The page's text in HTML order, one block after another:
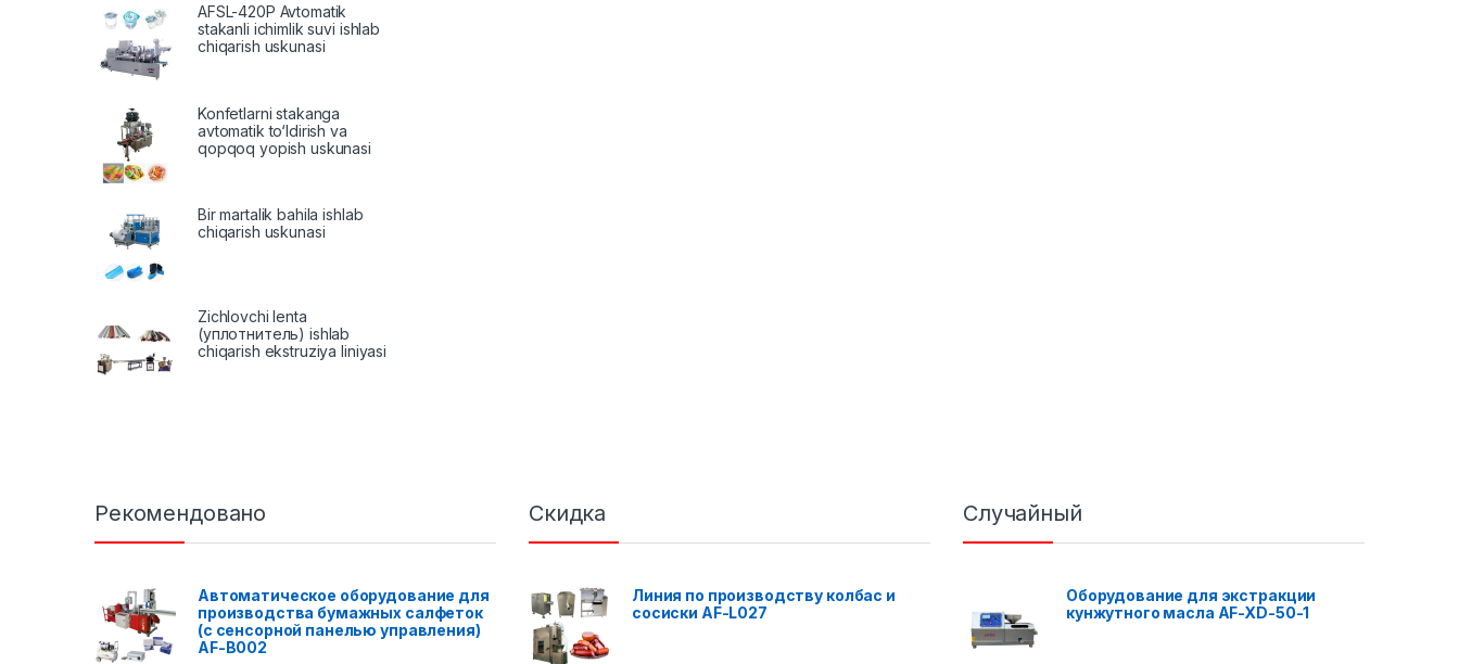
AFSL-420P Avtomatik
stakanli ichimlik suvi ishlab
chiqarish uskunasi
Konfetlarni stakanga
avtomatik to‘ldirish va
qopqoq yopish uskunasi
Bir martalik bahila ishlab
chiqarish uskunasi
Zichlovchi lenta
(уплотнитель) ishlab
chiqarish ekstruziya liniyasi
Рекомендовано
Автоматическое оборудование для
производства бумажных салфеток
(с сенсорной панелью управления)
AF-B002
Скидка
Линия по производству колбас и
сосиски AF-L027
Случайный
Оборудование для экстракции
кунжутного масла AF-XD-50-1